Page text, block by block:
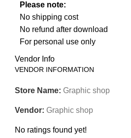
Please note:
No shipping cost
No refund after download
For personal use only
Vendor Info
VENDOR INFORMATION
Store Name: Graphic shop
Vendor: Graphic shop
No ratings found yet!